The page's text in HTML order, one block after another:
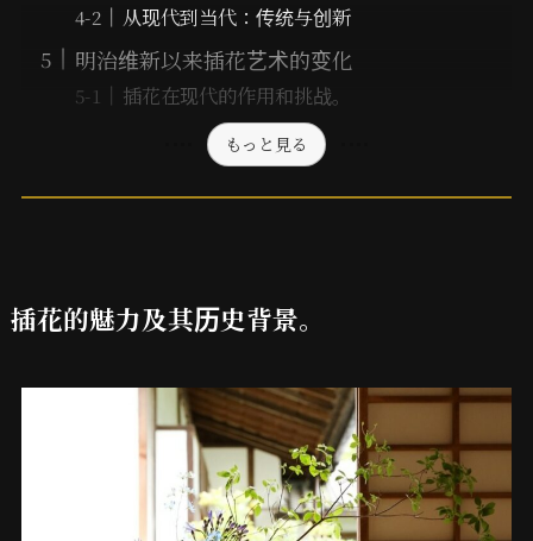
从现代到当代：传统与创新
明治维新以来插花艺术的变化
插花在现代的作用和挑战。
もっと見る
插花的魅力及其历史背景。